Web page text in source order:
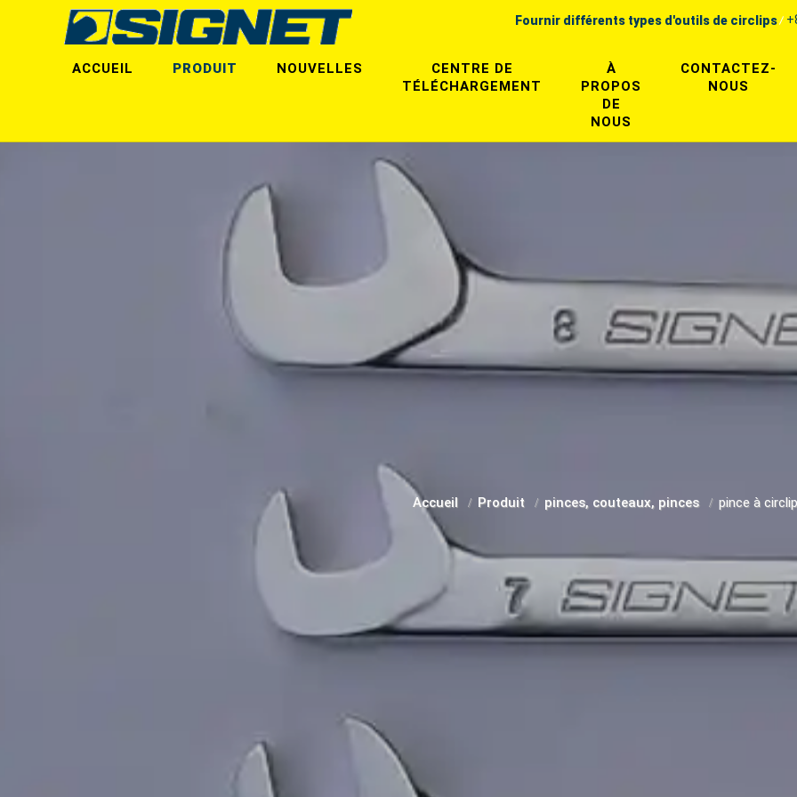
Fournir différents types d'outils de circlips
ACCUEIL NOUVELLES
PRODUIT
CENTRE DE
TÉLÉCHARGEMENT
À
PROPOS
DE
NOUS
CONTACTEZ-
NOUS
Accueil Produit pinces, couteaux, pinces pince à